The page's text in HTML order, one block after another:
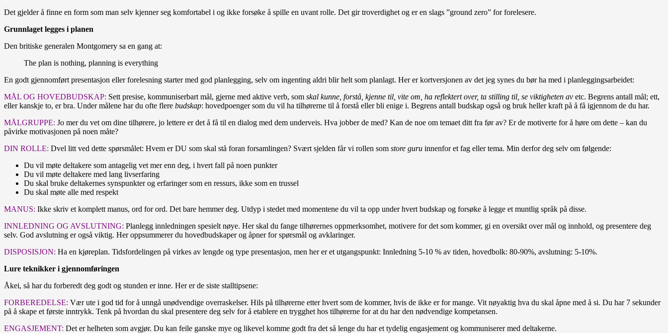
Det gjelder å finne en form som man selv kjenner seg komfortabel i og ikke forsøke å spille en uvant rolle. Det gir troverdighet og er en slags ”ground zero” for forelesere.
Grunnlaget legges i planen
Den britiske generalen Montgomery sa en gang at:
The plan is nothing, planning is everything
En godt gjennomført presentasjon eller forelesning starter med god planlegging, selv om ingenting aldri blir helt som planlagt. Her er kortversjonen av det jeg synes du bør ha med i planleggingsarbeidet:
MÅL OG HOVEDBUDSKAP: Sett presise, kommuniserbart mål, gjerne med aktive verb, som skal kunne, forstå, kjenne til, vite om, ha reflektert over, ta stilling til, se viktigheten av etc. Begrens antall mål; ett,
eller kanskje to, er bra. Under målene har du ofte flere budskap: hovedpoenger som du vil ha tilhørerne til å forstå eller bli enige i. Begrens antall budskap også og bruk heller kraft på å få igjennom de du har.
MÅLGRUPPE: Jo mer du vet om dine tilhørere, jo lettere er det å få til en dialog med dem underveis. Hva jobber de med? Kan de noe om temaet ditt fra før av? Er de motiverte for å høre om dette – kan du
påvirke motivasjonen på noen måte?
DIN ROLLE: Dvel litt ved dette spørsmålet: Hvem er DU som skal stå foran forsamlingen? Svært sjelden får vi rollen som store guru innenfor et fag eller tema. Min derfor deg selv om følgende:
Du vil møte deltakere som antagelig vet mer enn deg, i hvert fall på noen punkter
Du vil møte deltakere med lang livserfaring
Du skal bruke deltakernes synspunkter og erfaringer som en ressurs, ikke som en trussel
Du skal møte alle med respekt
MANUS: Ikke skriv et komplett manus, ord for ord. Det bare hemmer deg. Utdyp i stedet med momentene du vil ta opp under hvert budskap og forsøke å legge et muntlig språk på disse.
INNLEDNING OG AVSLUTNING: Planlegg innledningen spesielt nøye. Her skal du fange tilhørernes oppmerksomhet, motivere for det som kommer, gi en oversikt over mål og innhold, og presentere deg
selv. God avslutning er også viktig. Her oppsummerer du hovedbudskaper og åpner for spørsmål og avklaringer.
DISPOSISJON: Ha en kjøreplan. Tidsfordelingen på virkes av lengde og type presentasjon, men her er et utgangspunkt: Innledning 5-10 % av tiden, hovedbolk: 80-90%, avslutning: 5-10%.
Lure teknikker i gjennomføringen
Åkei, så har du forberedt deg godt og stunden er inne. Her er de siste stalltipsene:
FORBEREDELSE: Vær ute i god tid for å unngå unødvendige overraskelser. Hils på tilhørerne etter hvert som de kommer, hvis de ikke er for mange. Vit nøyaktig hva du skal åpne med å si. Du har 7 sekunder
på å skape et første inntrykk. Tenk på hvordan du skal presentere deg selv for å etablere en trygghet hos tilhørerne for at du har den nødvendige kompetansen.
ENGASJEMENT: Det er helheten som avgjør. Du kan feile ganske mye og likevel komme godt fra det så lenge du har et tydelig engasjement og kommuniserer med deltakerne.